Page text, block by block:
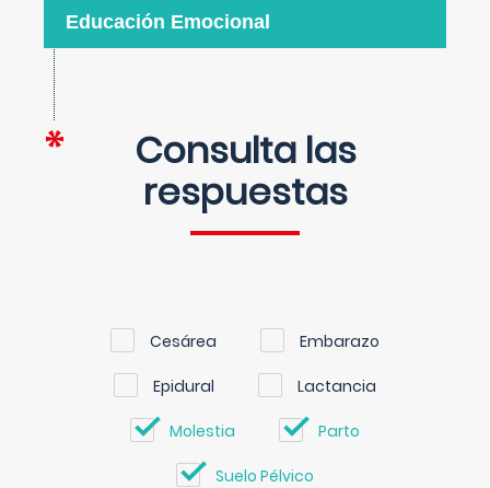
Educación Emocional
Consulta las
respuestas
Cesárea Embarazo
Epidural Lactancia
Molestia Parto
Suelo Pélvico